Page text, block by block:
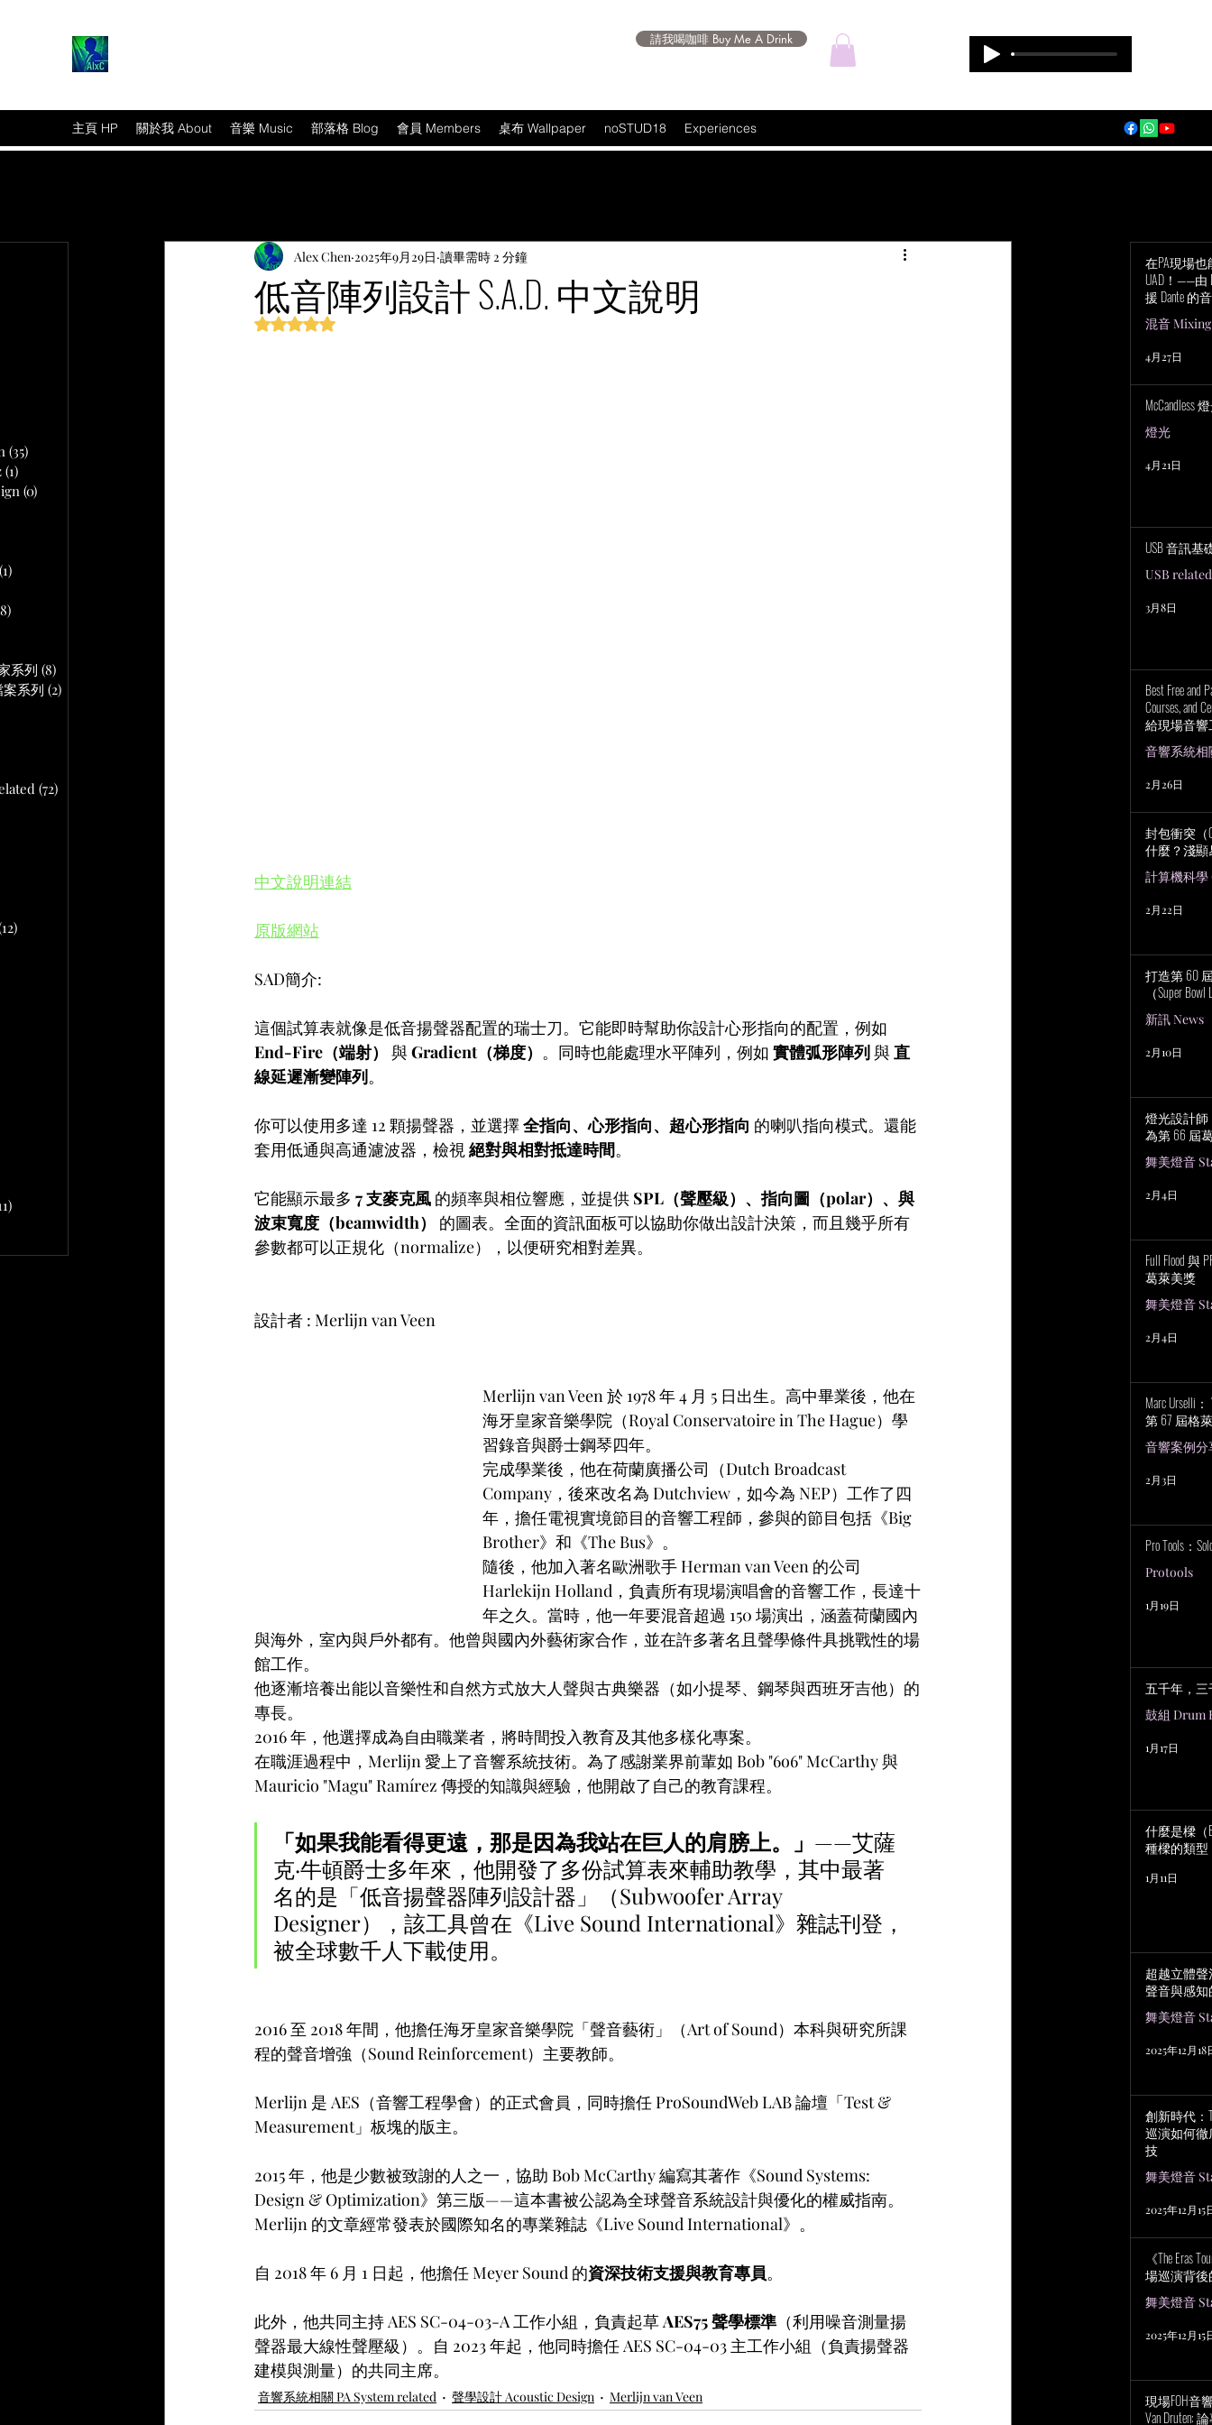
請我喝咖啡 Buy Me A Drink
主頁 HP 關於我 About 音樂 Music 部落格 Blog 會員 Members 桌布 Wallpaper noSTUD18 Experiences
(35)
(1)
(0)
(1)
系列 (8)
系列 (2)
(72)
低音陣列設計 S.A.D. 中文說明
Alex Chen 2025年9月29日 讀畢需時 2 分鐘
評等為 NaN（最高為 5 顆星）。
中文說明連結
原版網站
SAD簡介:
這個試算表就像是低音揚聲器配置的瑞士刀。它能即時幫助你設計心形指向的配置，例如
End-Fire（端射）
與 Gradient（梯度） 。同時也能處理水平陣列，例如 實體弧形陣列 與 直
線延遲漸變陣列。
你可以使用多達 12 顆揚聲器，並選擇 全指向、心形指向、超心形指向 的喇叭指向模式。還能
套用低通與高通濾波器，檢視 絕對與相對抵達時間。
它能顯示最多 7 支麥克風 的頻率與相位響應，並提供 SPL（聲壓級）、指向圖（polar）、與
波束寬度（beamwidth）
的圖表。全面的資訊面板可以協助你做出設計決策，而且幾乎所有
參數都可以正規化（normalize），以便研究相對差異。
設計者 : Merlijn van Veen
Merlijn van Veen 於 1978 年 4 月 5 日出生。高中畢業後，他在
海牙皇家音樂學院（Royal Conservatoire in The Hague）學
習錄音與爵士鋼琴四年。
完成學業後，他在荷蘭廣播公司（Dutch Broadcast
Company，後來改名為 Dutchview，如今為 NEP）工作了四
年，擔任電視實境節目的音響工程師，參與的節目包括《Big
Brother》和《The Bus》。
隨後，他加入著名歐洲歌手 Herman van Veen 的公司
Harlekijn Holland，負責所有現場演唱會的音響工作，長達十
年之久。當時，他一年要混音超過 150 場演出，涵蓋荷蘭國內
與海外，室內與戶外都有。他曾與國內外藝術家合作，並在許多著名且聲學條件具挑戰性的場
館工作。
他逐漸培養出能以音樂性和自然方式放大人聲與古典樂器（如小提琴、鋼琴與西班牙吉他）的
專長。
2016 年，他選擇成為自由職業者，將時間投入教育及其他多樣化專案。
在職涯過程中，Merlijn 愛上了音響系統技術。為了感謝業界前輩如 Bob "6o6" McCarthy 與
Mauricio "Magu" Ramírez 傳授的知識與經驗，他開啟了自己的教育課程。
「如果我能看得更遠，那是因為我站在巨人的肩膀上。」 ——艾薩
克·牛頓爵士多年來，他開發了多份試算表來輔助教學，其中最著
名的是「低音揚聲器陣列設計器」（Subwoofer Array
Designer），該工具曾在《Live Sound International》雜誌刊登，
被全球數千人下載使用。
2016 至 2018 年間，他擔任海牙皇家音樂學院「聲音藝術」（Art of Sound）本科與研究所課
程的聲音增強（Sound Reinforcement）主要教師。
Merlijn 是 AES（音響工程學會）的正式會員，同時擔任 ProSoundWeb LAB 論壇「Test &
Measurement」板塊的版主。
2015 年，他是少數被致謝的人之一，協助 Bob McCarthy 編寫其著作《Sound Systems:
Design & Optimization》第三版——這本書被公認為全球聲音系統設計與優化的權威指南。
Merlijn 的文章經常發表於國際知名的專業雜誌《Live Sound International》。
自 2018 年 6 月 1 日起，他擔任 Meyer Sound 的資深技術支援與教育專員。
此外，他共同主持 AES SC-04-03-A 工作小組，負責起草 AES75 聲學標準 （利用噪音測量揚
聲器最大線性聲壓級）。自 2023 年起，他同時擔任 AES SC-04-03 主工作小組（負責揚聲器
建模與測量）的共同主席。
音響系統相關 PA System related 聲學設計 Acoustic Design Merlijn van Veen
在PA現場
UAD！——由
援 Dante 的
Audio Apollo
混音 Mixing
4月27日
McCandless
燈光
4月21日
USB 音訊基
USB related
3月8日
Best Free and
Courses, and
給現場音
上培訓研
音響系統相
2月26日
封包衝突（
什麼？淺
計算機科學
2月22日
打造第 60
（Super
新訊 News
2月10日
燈光設計師
為第 66 屆
舞美燈音
2月4日
Full Flood 與
葛萊美獎
舞美燈音
2月4日
Marc Urselli
第 67 屆格
音響案例分
2月3日
Pro Tools：
Protools
1月19日
五千年，
鼓組 Drum
1月17日
什麼是樑（
種樑的類型
1月11日
超越立體
聲音與感
舞美燈音
2025年12月18
創新時代：
巡演如何
技
舞美燈音
2025年12月15
《The Eras
場巡演背
舞美燈音
2025年12月15
現場FOH音
Van Druten: